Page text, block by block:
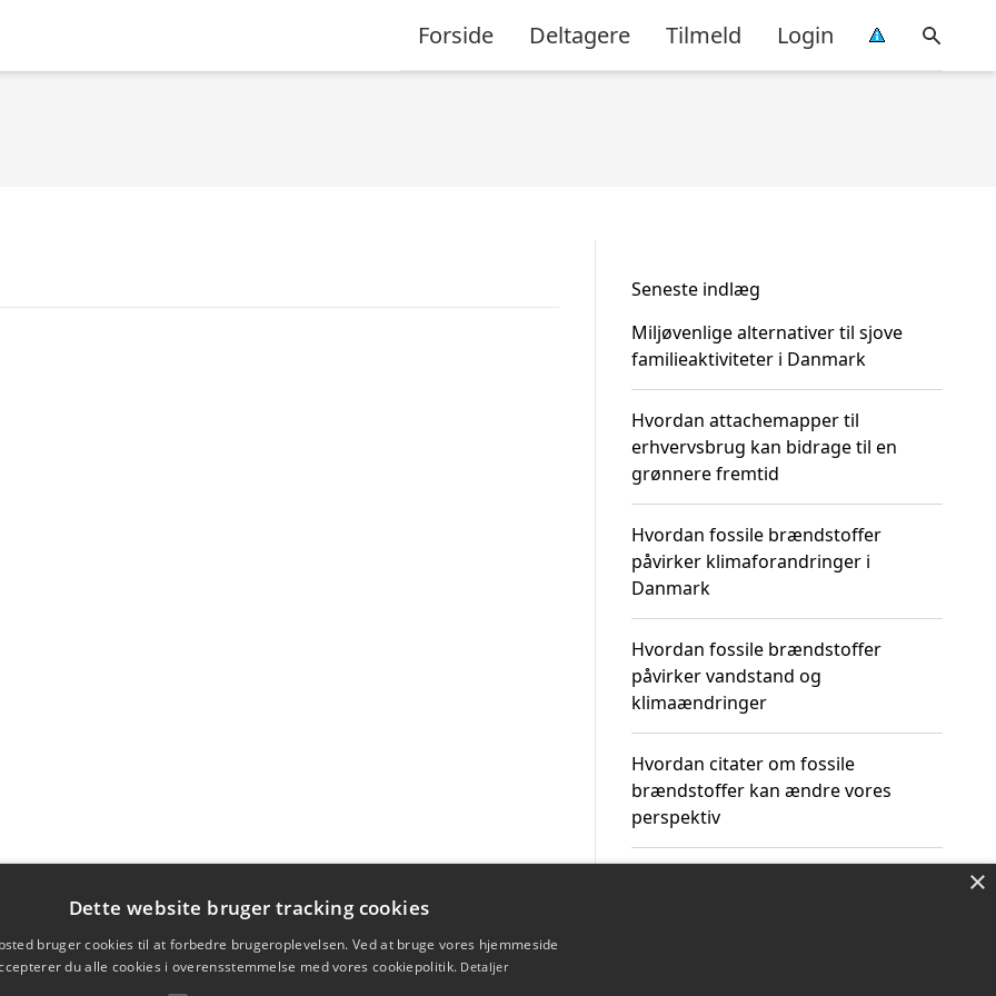
Forside Deltagere Tilmeld Login
Seneste indlæg
Miljøvenlige alternativer til sjove
familieaktiviteter i Danmark
Hvordan attachemapper til
erhvervsbrug kan bidrage til en
grønnere fremtid
Hvordan fossile brændstoffer
påvirker klimaforandringer i
Danmark
Hvordan fossile brændstoffer
påvirker vandstand og
klimaændringer
Hvordan citater om fossile
brændstoffer kan ændre vores
perspektiv
×
Dette website bruger tracking cookies
bruger cookies til at forbedre brugeroplevelsen. Ved at bruge vores hjemmeside
du alle cookies i overensstemmelse med vores cookiepolitik. Detaljer